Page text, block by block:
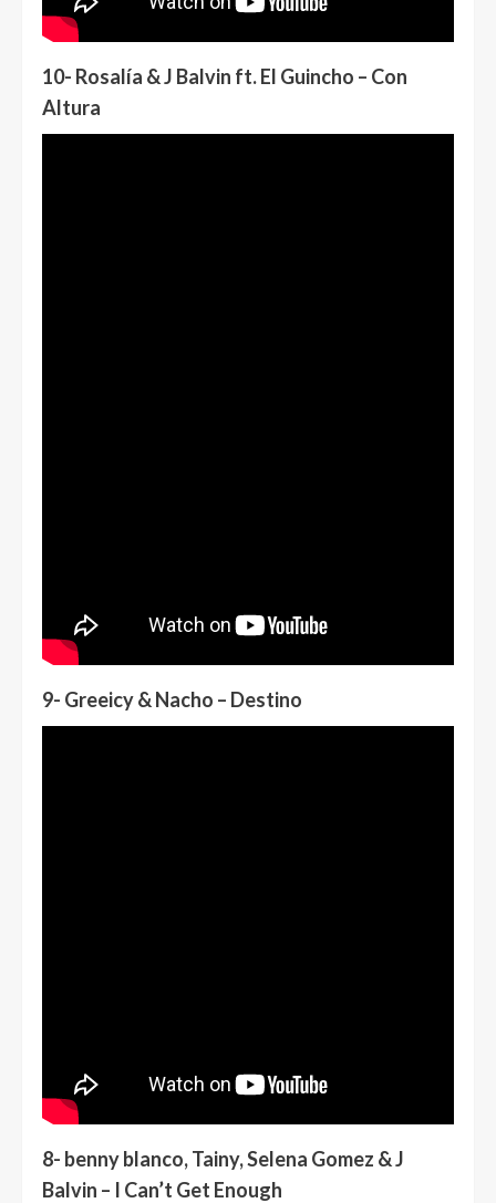
10- Rosalía & J Balvin ft. El Guincho – Con
Altura
9- Greeicy & Nacho – Destino
8- benny blanco, Tainy, Selena Gomez & J
Balvin – I Can’t Get Enough